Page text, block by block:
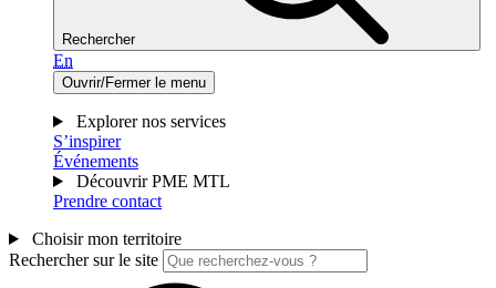
Rechercher
En
Ouvrir/Fermer le menu
Explorer nos services
S’inspirer
Événements
Découvrir PME MTL
Prendre contact
Choisir mon territoire
Rechercher sur le site